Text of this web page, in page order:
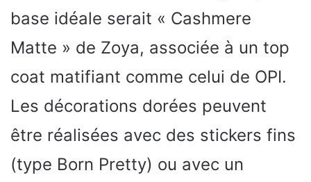
base idéale serait « Cashmere
Matte » de Zoya, associée à un top
coat matifiant comme celui de OPI.
Les décorations dorées peuvent
être réalisées avec des stickers fins
(type Born Pretty) ou avec un